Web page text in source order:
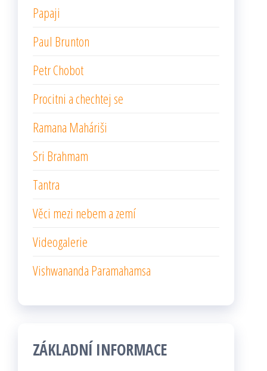
Papaji
Paul Brunton
Petr Chobot
Procitni a chechtej se
Ramana Maháriši
Sri Brahmam
Tantra
Věci mezi nebem a zemí
Videogalerie
Vishwananda Paramahamsa
ZÁKLADNÍ INFORMACE